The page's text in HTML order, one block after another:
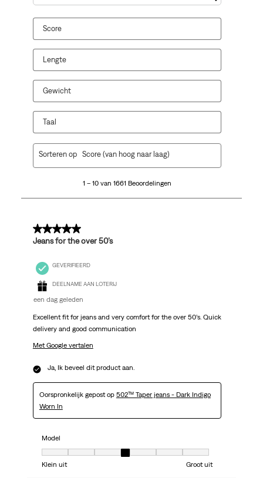
Onderwerpen en beoordelingen zoeken per regio
Score
Lengte
Gewicht
Taal
1661
1 – 10 van 1661 Beoordelingen
Sorteren op Score (van hoog naar laag)
5 van 5 sterren.
Jeans for the over 50’s
GEVERIFIEERD
DEELNAME AAN LOTERIJ
een dag geleden
Excellent fit for jeans and very comfort for the over 50’s. Quick
delivery and good communication
Met Google vertalen
Ja, Ik beveel dit product aan.
Oorspronkelijk gepost op 502™ Taper jeans - Dark Indigo
Worn In
Model
Model, 4 van 7, waarbij 1 gelijk is aan Klein uit en 7 gelijk is aan Groot uit
Klein uit
Groot uit